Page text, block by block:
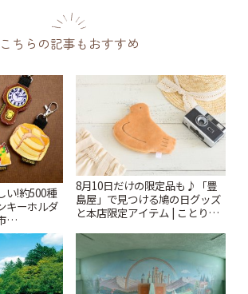
こちらの記事もおすすめ
い!約500種
キーホルダ
| ことりっ
8月10日だけの限定品も♪「豊
島屋」で見つける鳩の日グッズ
と本店限定アイテム | ことりっ